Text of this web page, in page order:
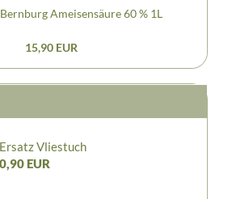
Ameisensäure 60 % 1L
15,90 EUR
Ersatz Vliestuch
0,90 EUR